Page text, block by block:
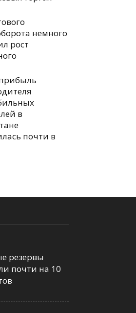
немного
рост
в
почти в
резервы
почти на 10